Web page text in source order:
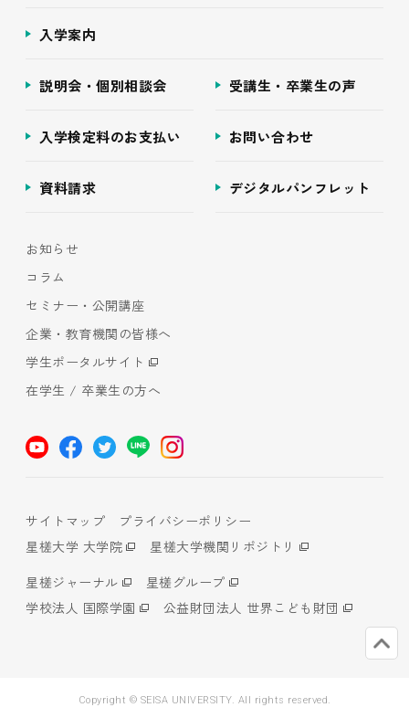
入学案内
説明会・個別相談会 受講生・卒業生の声
入学検定料のお支払い お問い合わせ
資料請求 デジタルパンフレット
お知らせ
コラム
セミナー・公開講座
企業・教育機関の皆様へ
学生ポータルサイト
在学生 / 卒業生の方へ
サイトマップ
プライバシーポリシー
星槎大学 大学院
星槎大学機関リポジトリ
星槎ジャーナル
星槎グループ
学校法人 国際学園
公益財団法人 世界こども財団
Copyright © SEISA UNIVERSITY. All rights reserved.